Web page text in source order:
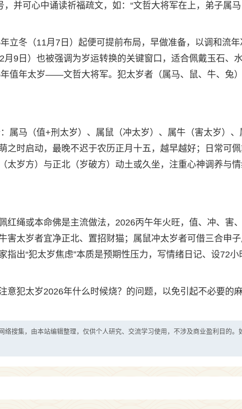
，并可心中诵读祈福疏文，如：“文哲大将军在上，弟子属
立冬（11月7日）起便可提前布局，早做准备，以调和流年
9日）也被强调为岁运转换的关键窗口，适合佩戴玉石、
值年太岁——文哲大将军。犯太岁者（属马、鼠、牛、兔
属马（值+刑太岁）、属鼠（冲太岁）、属牛（害太岁）、
之时启动，最晚不迟于农历正月十五，越早越好；日常可
太岁方）与正北（岁破方）动土或久坐，注重心神调养与
红绳或本命佛是主流做法，2026丙午年火旺，值、冲、害
太岁者宜净正北、置招财猫；属鼠冲太岁者可借三合申
指出“犯太岁焦虑”本质是预期性压力，写情绪日记、设72小
意犯太岁2026年什么时候烧？的问题，以免引起不必要的
络搜集，由本站编辑整理，仅供个人研究、交流学习使用，不涉及商业盈利目的。